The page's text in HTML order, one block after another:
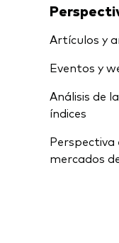
Artículos y
Eventos y
Análisis de
índices
Perspectiva
mercados